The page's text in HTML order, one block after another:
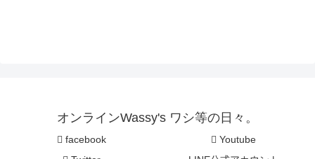
オンラインWassy's ワシ等の日々。
facebook
Youtube